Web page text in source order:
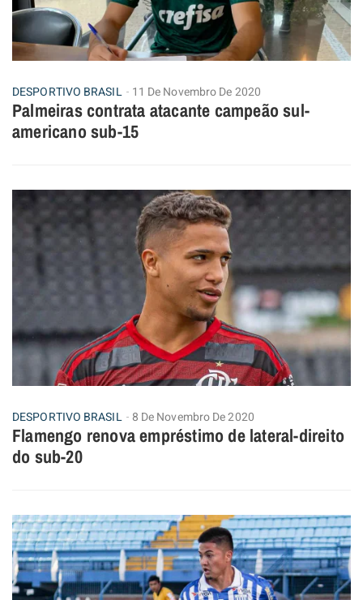
DESPORTIVO BRASIL 11 De Novembro De 2020
Palmeiras contrata atacante campeão sul-
americano sub-15
DESPORTIVO BRASIL 8 De Novembro De 2020
Flamengo renova empréstimo de lateral-direito
do sub-20